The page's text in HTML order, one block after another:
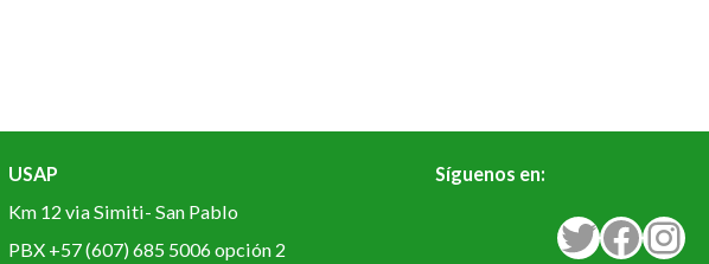
USAP
Km 12 via Simiti- San Pablo
PBX +57 (607) 685 5006 opción 2
Síguenos en:
Twitter Facebook Instagram